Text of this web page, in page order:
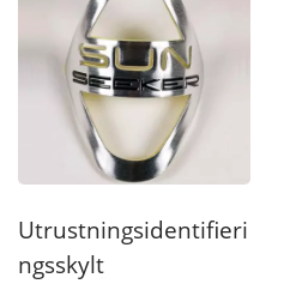
Utrustningsidentifieri
Ngsskylt